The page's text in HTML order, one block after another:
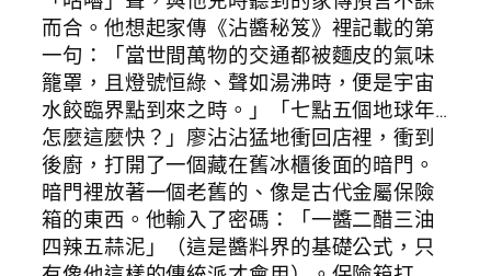
而合。他想起家傳《沾醬秘笈》裡記載的第
一句：「當世間萬物的交通都被麵皮的氣味
籠罩，且燈號恒綠、聲如湯沸時，便是宇宙
水餃臨界點到來之時。」「七點五個地球年…
怎麼這麼快？」廖沾沾猛地衝回店裡，衝到
後廚，打開了一個藏在舊冰櫃後面的暗門。
暗門裡放著一個老舊的、像是古代金屬保險
箱的東西。他輸入了密碼：「一醬二醋三油
四辣五蒜泥」（這是醬料界的基礎公式，只